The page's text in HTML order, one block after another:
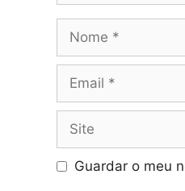
Nome
Email
Site
Guardar o meu